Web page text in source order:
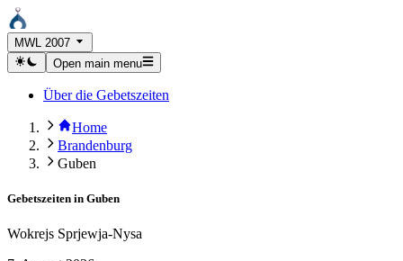
MWL 2007
Open main menu
Über die Gebetszeiten
Home
Brandenburg
Guben
Gebetszeiten in Guben
Wokrejs Sprjewja-Nysa